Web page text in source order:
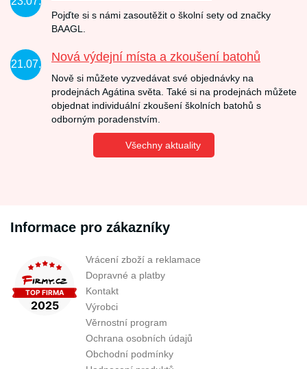
Pojďte si s námi zasoutěžit o školní sety od značky
BAAGL.
21.07.
Nová výdejní místa a zkoušení batohů
Nově si můžete vyzvedávat své objednávky na
prodejnách Agátina světa. Také si na prodejnách můžete
objednat individuální zkoušení školních batohů s
odborným poradenstvím.
Všechny aktuality
Informace pro zákazníky
Vrácení zboží a reklamace
Dopravné a platby
Kontakt
Výrobci
Věrnostní program
Ochrana osobních údajů
Obchodní podmínky